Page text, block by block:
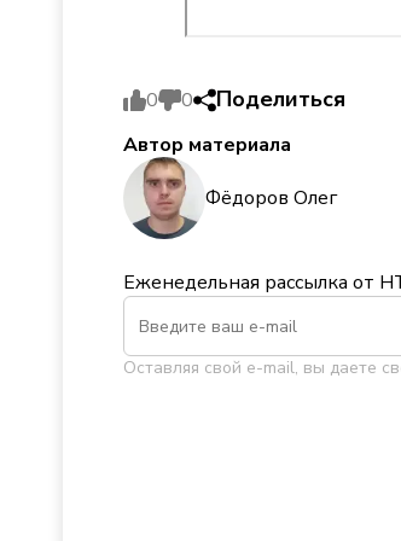
0 0 Поделиться
Автор материала
Фёдоров Олег
Еженедельная рассылка от
Оставляя свой e-mail, вы даете